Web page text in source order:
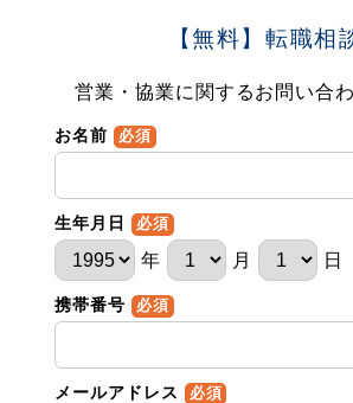
【無料】転職相
営業・協業に関するお問い合
お名前 必須
生年月日 必須
年 月 日
携帯番号 必須
メールアドレス 必須